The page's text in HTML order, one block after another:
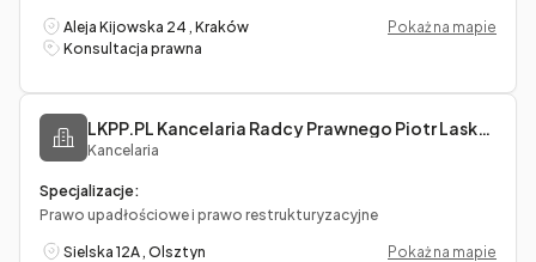
Aleja Kijowska 24 , Kraków
Pokaż na mapie
Konsultacja prawna
Kancelaria
Specjalizacje:
Prawo upadłościowe i prawo restrukturyzacyjne
Sielska 12A , Olsztyn
Pokaż na mapie